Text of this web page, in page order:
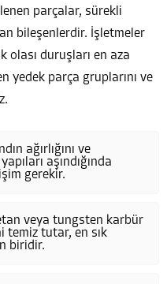
parçalar, sürekli
bileşenlerdir. İşletmeler
olası duruşları en aza
yedek parça gruplarını ve
ağırlığını ve
aşındığında
gerekir.
veya tungsten karbür
temiz tutar, en sık
biridir.